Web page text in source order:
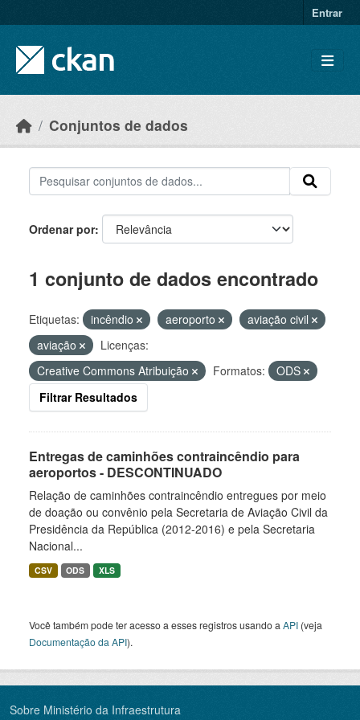
Entrar
Conjuntos de dados
Ordenar por
1 conjunto de dados encontrado
Etiquetas: incêndio aeroporto
aviação civil
aviação
Licenças:
Creative Commons Atribuição
Formatos:
ODS
Filtrar Resultados
Entregas de caminhões contraincêndio para
aeroportos - DESCONTINUADO
Relação de caminhões contraincêndio entregues por meio
de doação ou convênio pela Secretaria de Aviação Civil da
Presidência da República (2012-2016) e pela Secretaria
Nacional...
CSV ODS XLS
Você também pode ter acesso a esses registros usando a API (veja
Documentação da API).
Sobre Ministério da Infraestrutura